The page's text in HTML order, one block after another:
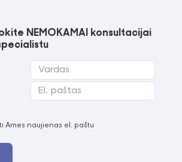
NEMOKAMAI konsultacijai
Ames naujienas el. paštu